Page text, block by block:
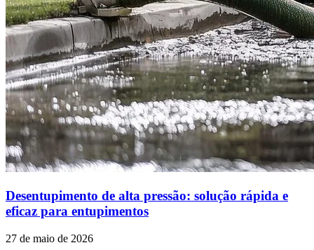
Desentupimento de alta pressão: solução rápida e
eficaz para entupimentos
27 de maio de 2026